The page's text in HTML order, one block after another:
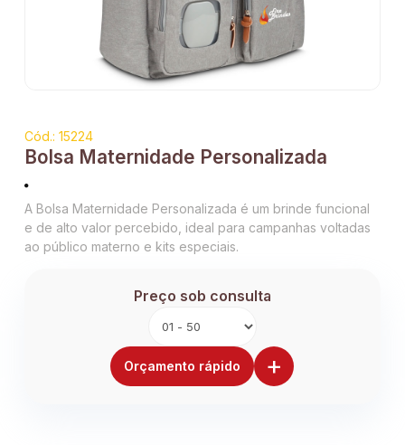
Cód.: 15224
Bolsa Maternidade Personalizada
A Bolsa Maternidade Personalizada é um brinde funcional
e de alto valor percebido, ideal para campanhas voltadas
ao público materno e kits especiais.
Preço sob consulta
Orçamento rápido +